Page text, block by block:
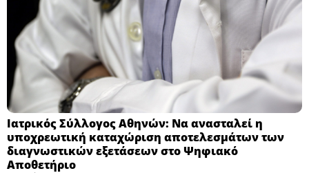
Ιατρικός Σύλλογος Αθηνών: Να ανασταλεί η
υποχρεωτική καταχώριση αποτελεσμάτων των
διαγνωστικών εξετάσεων στο Ψηφιακό
Αποθετήριο ​